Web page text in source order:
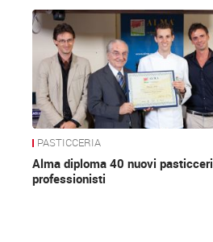
News
PASTICCERIA
Alma diploma 40 nuovi pasticceri
professionisti